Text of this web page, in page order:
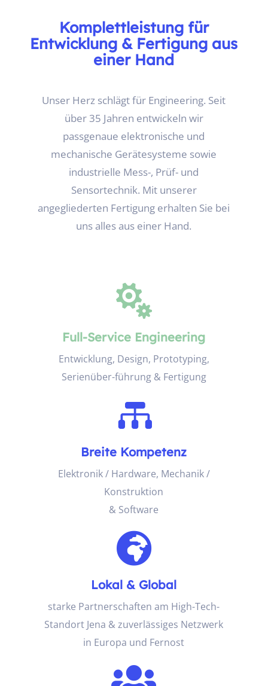
Photonik; Begleitung für Zertifizierungen,
Normenrecherche, Bauteil- und
Layoutbewertung.
Komplettleistung für
Entwicklung & Fertigung aus
einer Hand
Unser Herz schlägt für Engineering. Seit
über 35 Jahren entwickeln wir
passgenaue elektronische und
mechanische Gerätesysteme sowie
industrielle Mess-, Prüf- und
Sensortechnik. Mit unserer
angegliederten Fertigung erhalten Sie bei
uns alles aus einer Hand.

Full-Service Engineering
Entwicklung, Design, Prototyping,
Serienüber-führung & Fertigung

Breite Kompetenz
Elektronik / Hardware, Mechanik /
Konstruktion
& Software

Lokal & Global
starke Partnerschaften am High-Tech-
Standort Jena & zuverlässiges Netzwerk
in Europa und Fernost